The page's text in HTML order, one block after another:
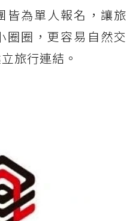
皆為單人報名，讓旅
圈圈，更容易自然交
旅行連結。